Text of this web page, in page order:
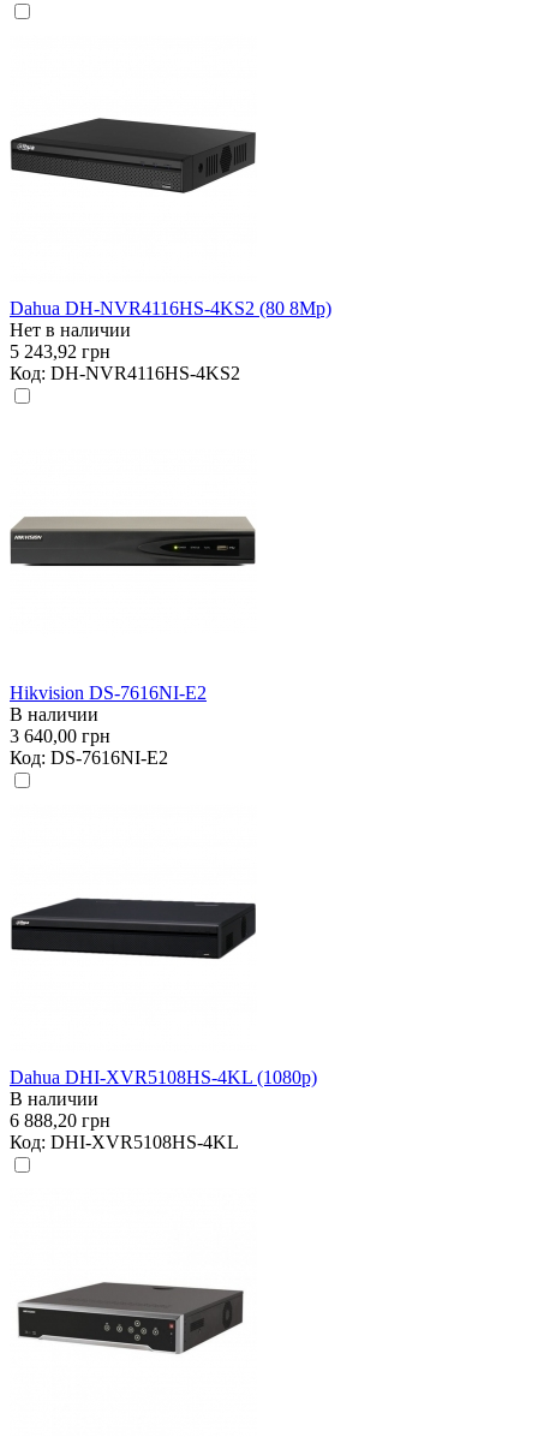
Dahua DH-NVR4116HS-4KS2 (80 8Mp)
Нет в наличии
5 243,92 грн
Код: DH-NVR4116HS-4KS2
Hikvision DS-7616NI-E2
В наличии
3 640,00 грн
Код: DS-7616NI-E2
Dahua DHI-XVR5108HS-4KL (1080p)
В наличии
6 888,20 грн
Код: DHI-XVR5108HS-4KL